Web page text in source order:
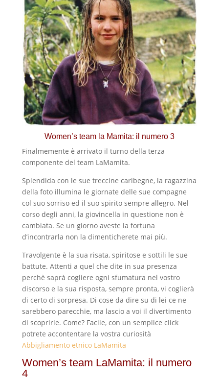
Women’s team la Mamita: il numero 3
Finalmemente è arrivato il turno della terza
componente del team LaMamita.
Splendida con le sue treccine caribegne, la ragazzina
della foto illumina le giornate delle sue compagne
col suo sorriso ed il suo spirito sempre allegro. Nel
corso degli anni, la giovincella in questione non è
cambiata. Se un giorno aveste la fortuna
d’incontrarla non la dimenticherete mai più.
Travolgente è la sua risata, spiritose e sottili le sue
battute. Attenti a quel che dite in sua presenza
perchè saprà cogliere ogni sfumatura nel vostro
discorso e la sua risposta, sempre pronta, vi coglierà
di certo di sorpresa. Di cose da dire su di lei ce ne
sarebbero parecchie, ma lascio a voi il divertimento
di scoprirle. Come? Facile, con un semplice click
potrete accontentare la vostra curiosità
Abbigliamento etnico LaMamita
Women’s team LaMamita: il numero
4